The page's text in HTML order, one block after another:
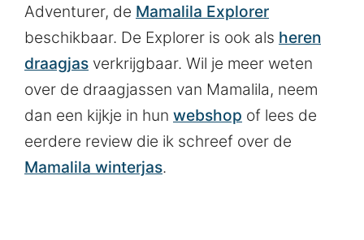
Adventurer, de Mamalila Explorer
beschikbaar. De Explorer is ook als heren
draagjas verkrijgbaar. Wil je meer weten
over de draagjassen van Mamalila, neem
dan een kijkje in hun webshop of lees de
eerdere review die ik schreef over de
Mamalila winterjas.